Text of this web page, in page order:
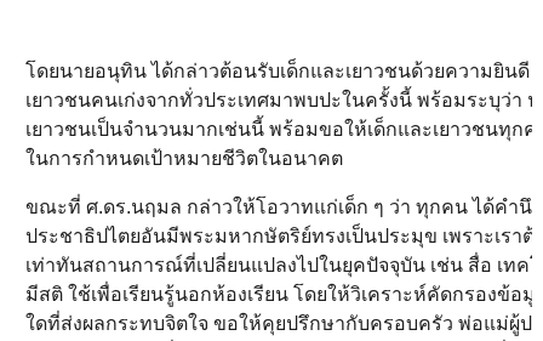
โดยนายอนุทิน ได้กล่าวต้อนรับเด็กและเยาวชนด้วยความยิน
เยาวชนคนเก่งจากทั่วประเทศมาพบปะในครั้งนี้ พร้อมระบุว่า
เยาวชนเป็นจำนวนมากเช่นนี้ พร้อมขอให้เด็กและเยาวชนทุก
ในการกำหนดเป้าหมายชีวิตในอนาคต
ขณะที่ ศ.ดร.นฤมล กล่าวให้โอวาทแก่เด็ก ๆ ว่า ทุกคน ได้คำนึ
ประชาธิปไตยอันมีพระมหากษัตริย์ทรงเป็นประมุข เพราะเรา
เท่าทันสถานการณ์ที่เปลี่ยนแปลงไปในยุคปัจจุบัน เช่น สื่อ เท
มีสติ ใช้เพื่อเรียนรู้นอกห้องเรียน โดยให้วิเคราะห์คัดกรองข้อ
ใดที่ส่งผลกระทบจิตใจ ขอให้คุยปรึกษากับครอบครัว พ่อแม่ผู้ป